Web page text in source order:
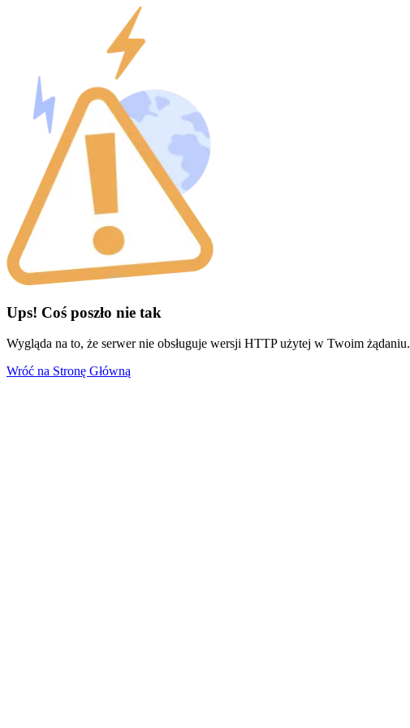
Ups! Coś poszło nie tak
Wygląda na to, że serwer nie obsługuje wersji HTTP użytej w Twoim żądaniu.
Wróć na Stronę Główną